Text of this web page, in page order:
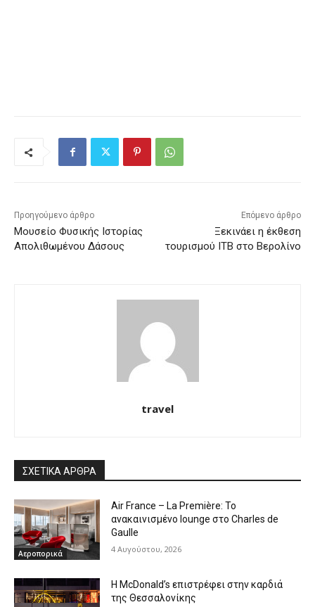
Προηγούμενο άρθρο
Μουσείο Φυσικής Ιστορίας
Απολιθωμένου Δάσους
Επόμενο άρθρο
Ξεκινάει η έκθεση
τουρισμού ΙΤΒ στο Βερολίνο
travel
ΣΧΕΤΙΚΑ ΑΡΘΡΑ
Αεροπορικά
Air France – La Première: Το
ανακαινισμένο lounge στο Charles de
Gaulle
4 Αυγούστου, 2026
Η McDonald’s επιστρέφει στην καρδιά
της Θεσσαλονίκης